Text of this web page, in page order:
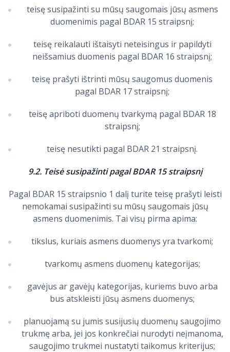
teisę susipažinti su mūsų saugomais jūsų asmens
duomenimis pagal BDAR 15 straipsnį;
teisę reikalauti ištaisyti neteisingus ir papildyti
neišsamius duomenis pagal BDAR 16 straipsnį;
teisę prašyti ištrinti mūsų saugomus duomenis
pagal BDAR 17 straipsnį;
teisę apriboti duomenų tvarkymą pagal BDAR 18
straipsnį;
teisę nesutikti pagal BDAR 21 straipsnį.
9.2. Teisė susipažinti pagal BDAR 15 straipsnį
Pagal BDAR 15 straipsnio 1 dalį turite teisę prašyti leisti
nemokamai susipažinti su mūsų saugomais jūsų
asmens duomenimis. Tai visų pirma apima:
tikslus, kuriais asmens duomenys yra tvarkomi;
tvarkomų asmens duomenų kategorijas;
gavėjus ar gavėjų kategorijas, kuriems buvo arba
bus atskleisti jūsų asmens duomenys;
planuojamą su jumis susijusių duomenų saugojimo
trukmę arba, jei jos konkrečiai nurodyti neįmanoma,
saugojimo trukmei nustatyti taikomus kriterijus;